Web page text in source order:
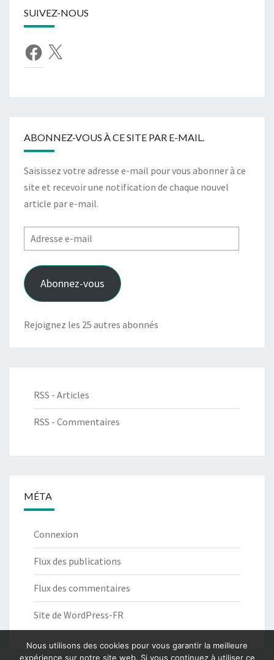
SUIVEZ-NOUS
Facebook
X
ABONNEZ-VOUS À CE SITE PAR E-MAIL.
Saisissez votre adresse e-mail pour vous abonner à ce
site et recevoir une notification de chaque nouvel
article par e-mail.
Adresse
e-
mail
Abonnez-vous
Rejoignez les 25 autres abonnés
RSS - Articles
RSS - Commentaires
MÉTA
Connexion
Flux des publications
Flux des commentaires
Site de WordPress-FR
Nous utilisons des cookies pour vous garantir la meilleure
expérience sur notre site web. Si vous continuez à utiliser ce